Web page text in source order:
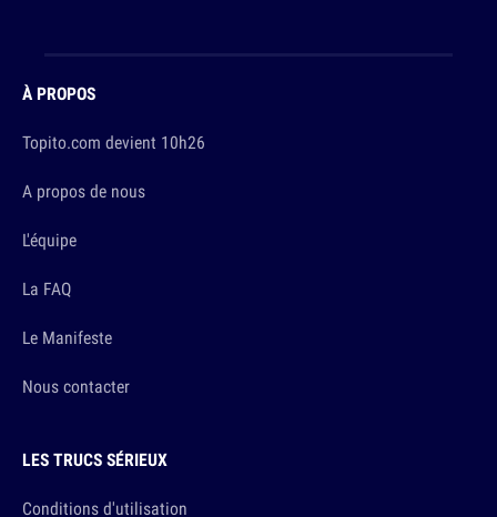
À PROPOS
Topito.com devient 10h26
A propos de nous
L'équipe
La FAQ
Le Manifeste
Nous contacter
LES TRUCS SÉRIEUX
Conditions d'utilisation